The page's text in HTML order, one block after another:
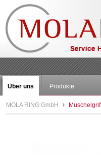
Über uns Produkte
MOLA RING GmbH